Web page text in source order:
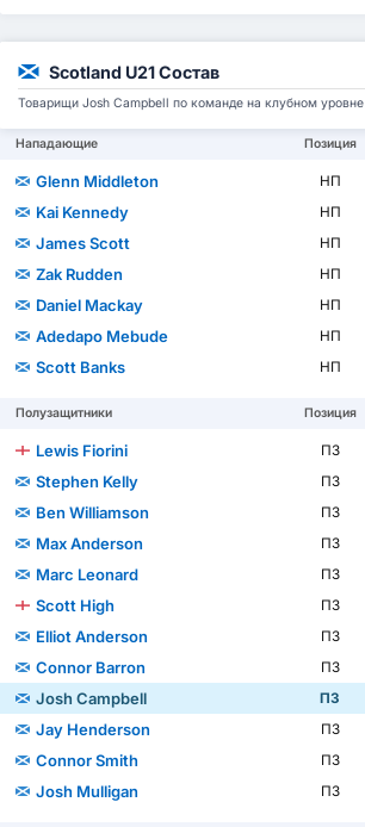
Scotland U21 Состав
Товарищи Josh Campbell по команде на клубном уровне
Нападающие Позиция
Glenn Middleton НП
Kai Kennedy
НП
James Scott
НП
Zak Rudden
НП
Daniel Mackay
НП
Adedapo Mebude
НП
Scott Banks
НП
Полузащитники Позиция
Lewis Fiorini ПЗ
Stephen Kelly
ПЗ
Ben Williamson
ПЗ
Max Anderson
ПЗ
Marc Leonard
ПЗ
Scott High
ПЗ
Elliot Anderson
ПЗ
Connor Barron
ПЗ
Josh Campbell
ПЗ
Jay Henderson
ПЗ
Connor Smith
ПЗ
Josh Mulligan
ПЗ